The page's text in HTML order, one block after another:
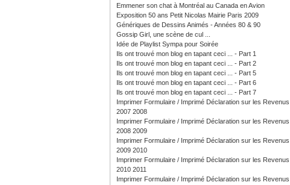
Emmener son chat à Montréal au Canada en Avion
Exposition 50 ans Petit Nicolas Mairie Paris 2009
Génériques de Dessins Animés - Années 80 & 90
Gossip Girl, une scène de cul ...
Idée de Playlist Sympa pour Soirée
Ils ont trouvé mon blog en tapant ceci ... - Part 1
Ils ont trouvé mon blog en tapant ceci ... - Part 2
Ils ont trouvé mon blog en tapant ceci ... - Part 5
Ils ont trouvé mon blog en tapant ceci ... - Part 6
Ils ont trouvé mon blog en tapant ceci ... - Part 7
Imprimer Formulaire / Imprimé Déclaration sur les Revenus
2007 2008
Imprimer Formulaire / Imprimé Déclaration sur les Revenus
2008 2009
Imprimer Formulaire / Imprimé Déclaration sur les Revenus
2009 2010
Imprimer Formulaire / Imprimé Déclaration sur les Revenus
2010 2011
Imprimer Formulaire / Imprimé Déclaration sur les Revenus